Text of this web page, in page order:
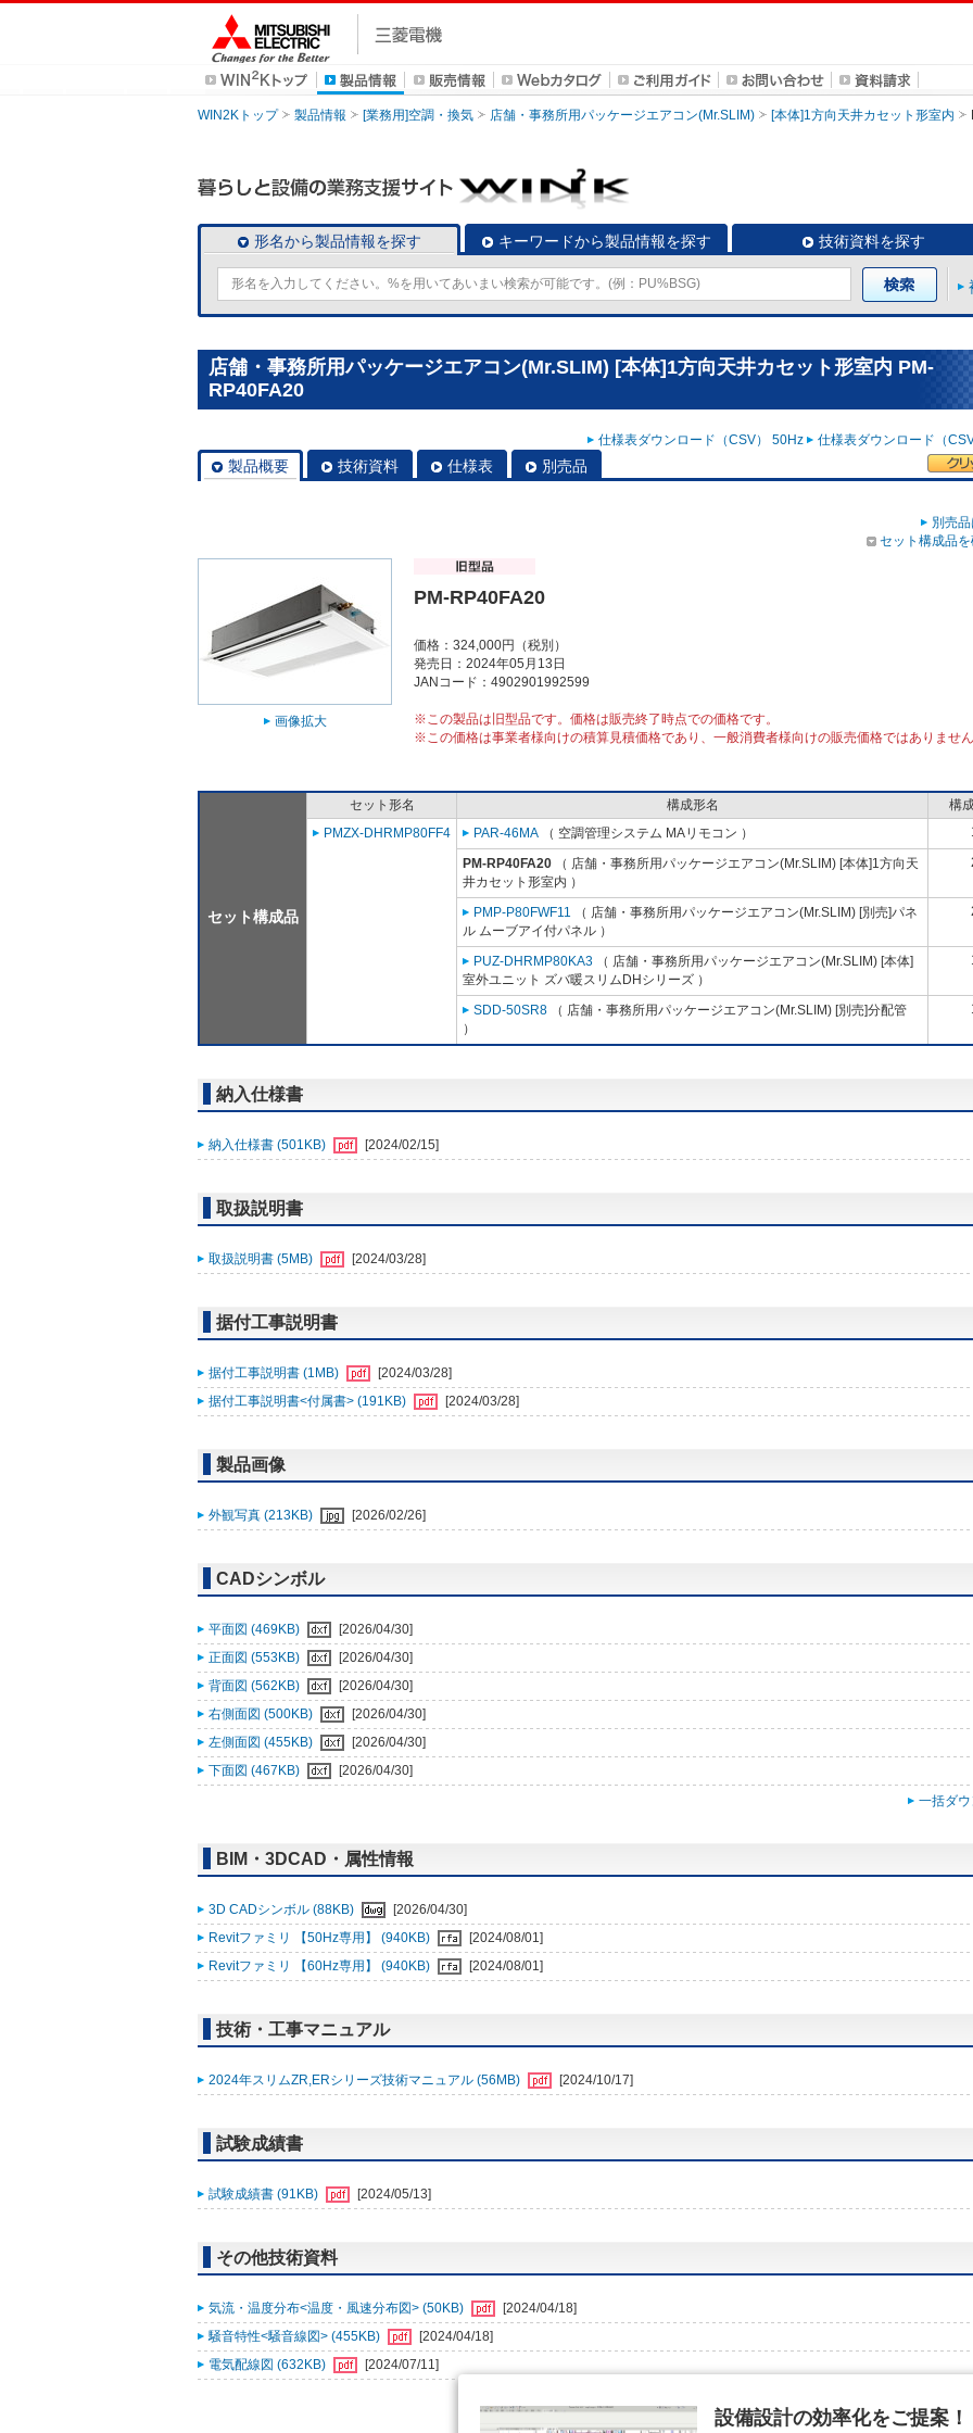
WIN2Kトップ 製品情報 [業務用]空調・換気 店舗・事務所用パッケージエアコン(Mr.SLIM) [本体]1方向天井カセット形室内
形名から製品情報を探す キーワードから製品情報を探す 技術資料を探す
店舗・事務所用パッケージエアコン(Mr.SLIM) [本体]1方向天井カセット形室内 PM-
RP40FA20
仕様表ダウンロード（CSV） 50Hz 仕様表ダウンロード（
製品概要 技術資料 仕様表 別売品
別売
セット構成品
画像拡大
PM-RP40FA20
価格：324,000円（税別）
発売日：2024年05月13日
JANコード：4902901992599
※この製品は旧型品です。価格は販売終了時点での価格です。
※この価格は事業者様向けの積算見積価格であり、一般消費者様向けの販売価格ではありませ
セット構成品
セット形名 構成形名
構
PMZX-DHRMP80FF4
PAR-46MA （ 空調管理システム MAリモコン ）
PM-RP40FA20 （ 店舗・事務所用パッケージエアコン(Mr.SLIM) [本体]1方向天
井カセット形室内 ）
PMP-P80FWF11 （ 店舗・事務所用パッケージエアコン(Mr.SLIM) [別売]パネ
ル ムーブアイ付パネル ）
PUZ-DHRMP80KA3 （ 店舗・事務所用パッケージエアコン(Mr.SLIM) [本体]
室外ユニット ズバ暖スリムDHシリーズ ）
SDD-50SR8 （ 店舗・事務所用パッケージエアコン(Mr.SLIM) [別売]分配管
）
納入仕様書
納入仕様書 (501KB) [2024/02/15]
取扱説明書
取扱説明書 (5MB) [2024/03/28]
据付工事説明書
据付工事説明書 (1MB)
[2024/03/28]
据付工事説明書<付属書> (191KB)
[2024/03/28]
製品画像
外観写真 (213KB) [2026/02/26]
CADシンボル
平面図 (469KB)
[2026/04/30]
正面図 (553KB)
[2026/04/30]
背面図 (562KB)
[2026/04/30]
右側面図 (500KB)
[2026/04/30]
左側面図 (455KB)
[2026/04/30]
下面図 (467KB)
[2026/04/30]
一括ダ
BIM・3DCAD・属性情報
3D CADシンボル (88KB)
[2026/04/30]
Revitファミリ 【50Hz専用】 (940KB)
[2024/08/01]
Revitファミリ 【60Hz専用】 (940KB)
[2024/08/01]
技術・工事マニュアル
2024年スリムZR,ERシリーズ技術マニュアル (56MB) [2024/10/17]
試験成績書
試験成績書 (91KB) [2024/05/13]
その他技術資料
気流・温度分布<温度・風速分布図> (50KB)
[2024/04/18]
騒音特性<騒音線図> (455KB)
[2024/04/18]
電気配線図 (632KB)
[2024/07/11]
設備設計の効率化をご提案！